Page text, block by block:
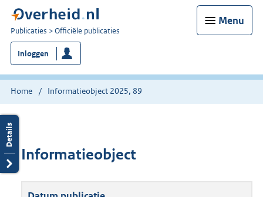
Menu
U
bent
nu
hier:
Publicaties Officiële publicaties
Inloggen
Home Informatieobject 2025, 89
Informatieobject